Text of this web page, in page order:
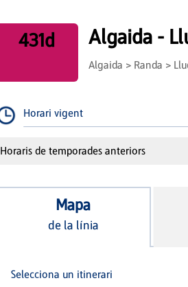
431d Algaida -
Algaida > Randa >
Horari vigent
Horaris de temporades anteriors
Mapa
de la línia